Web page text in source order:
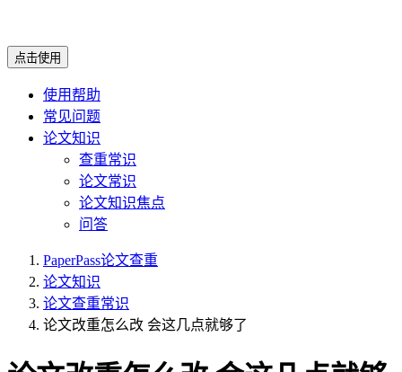
点击使用
使用帮助
常见问题
论文知识
查重常识
论文常识
论文知识焦点
问答
PaperPass论文查重
论文知识
论文查重常识
论文改重怎么改 会这几点就够了